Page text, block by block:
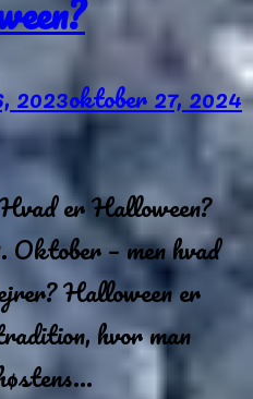
2023oktober 27, 2024
er Halloween?
Oktober – men hvad
Halloween er
hvor man